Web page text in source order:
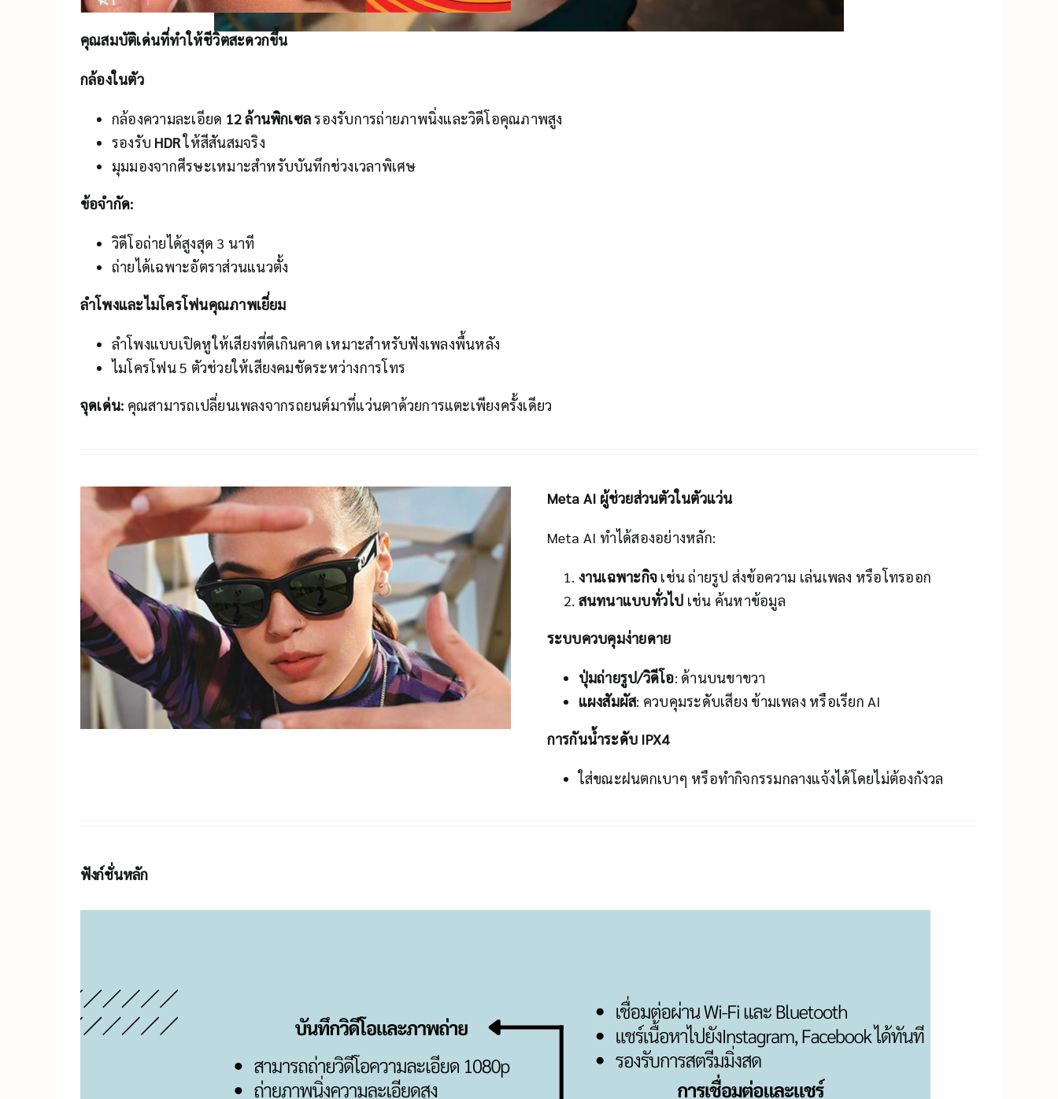
คุณสมบัติเด่นที่ทำให้ชีวิตสะดวกขึ้น
กล้องในตัว
กล้องความละเอียด 12 ล้านพิกเซลรองรับการถ่ายภาพนิ่งและวิดีโอคุณภาพสูง
รองรับ HDRให้สีสันสมจริง
มุมมองจากศีรษะเหมาะสำหรับบันทึกช่วงเวลาพิเศษ
ข้อจำกัด:
วิดีโอถ่ายได้สูงสุด 3 นาที
ถ่ายได้เฉพาะอัตราส่วนแนวตั้ง
ลำโพงและไมโครโฟนคุณภาพเยี่ยม
ลำโพงแบบเปิดหูให้เสียงที่ดีเกินคาด เหมาะสำหรับฟังเพลงพื้นหลัง
ไมโครโฟน 5 ตัวช่วยให้เสียงคมชัดระหว่างการโทร
จุดเด่น: คุณสามารถเปลี่ยนเพลงจากรถยนต์มาที่แว่นตาด้วยการแตะเพียงครั้งเดียว
Meta AI ผู้ช่วยส่วนตัวในตัวแว่น
Meta AI ทำได้สองอย่างหลัก:
งานเฉพาะกิจ เช่น ถ่ายรูป ส่งข้อความ เล่นเพลง หรือโทรออก
สนทนาแบบทั่วไป เช่น ค้นหาข้อมูล
ระบบควบคุมง่ายดาย
ปุ่มถ่ายรูป/วิดีโอ: ด้านบนขาขวา
แผงสัมผัส: ควบคุมระดับเสียง ข้ามเพลง หรือเรียก AI
การกันน้ำระดับ IPX4
ใส่ขณะฝนตกเบาๆ หรือทำกิจกรรมกลางแจ้งได้โดยไม่ต้องกังวล
ฟังก์ชั่นหลัก